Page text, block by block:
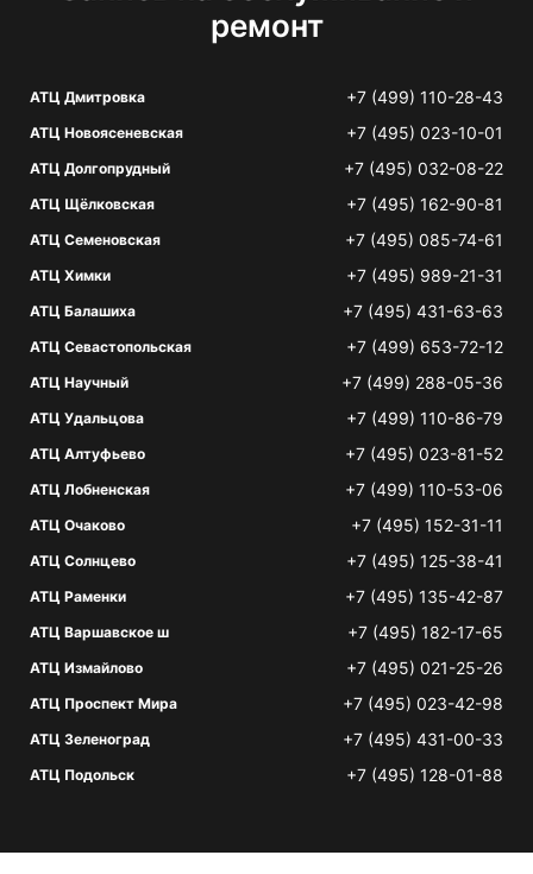
ремонт
АТЦ Дмитровка +7 (499) 110-28-43
АТЦ Новоясеневская +7 (495) 023-10-01
АТЦ Долгопрудный +7 (495) 032-08-22
АТЦ Щёлковская +7 (495) 162-90-81
АТЦ Семеновская +7 (495) 085-74-61
АТЦ Химки +7 (495) 989-21-31
АТЦ Балашиха +7 (495) 431-63-63
АТЦ Севастопольская +7 (499) 653-72-12
АТЦ Научный +7 (499) 288-05-36
АТЦ Удальцова +7 (499) 110-86-79
АТЦ Алтуфьево +7 (495) 023-81-52
АТЦ Лобненская +7 (499) 110-53-06
АТЦ Очаково +7 (495) 152-31-11
АТЦ Солнцево +7 (495) 125-38-41
АТЦ Раменки +7 (495) 135-42-87
АТЦ Варшавское ш +7 (495) 182-17-65
АТЦ Измайлово +7 (495) 021-25-26
АТЦ Проспект Мира +7 (495) 023-42-98
АТЦ Зеленоград +7 (495) 431-00-33
АТЦ Подольск +7 (495) 128-01-88